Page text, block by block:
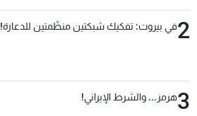
2في بيروت: تفكيك شبكتين منظّمتين للدعارة!
3هرمز... والشرط الإيراني!